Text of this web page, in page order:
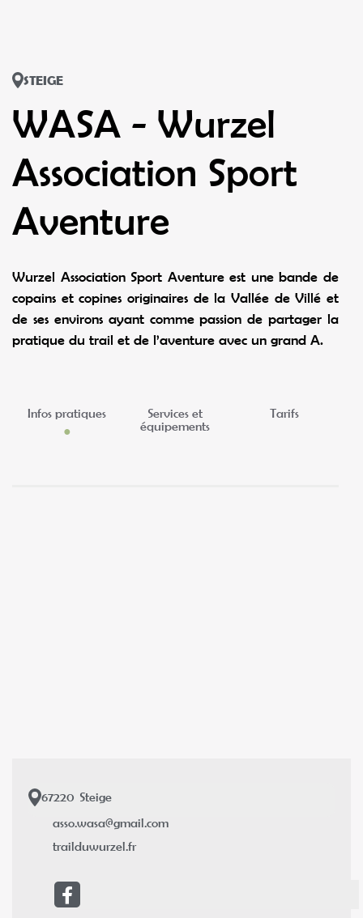
STEIGE
WASA - Wurzel
Association Sport
Aventure
Wurzel Association Sport Aventure est une bande de
copains et copines originaires de la Vallée de Villé et
de ses environs ayant comme passion de partager la
pratique du trail et de l’aventure avec un grand A.
Infos pratiques
Services et
équipements
Tarifs
67220 Steige
asso.wasa@gmail.com
trailduwurzel.fr